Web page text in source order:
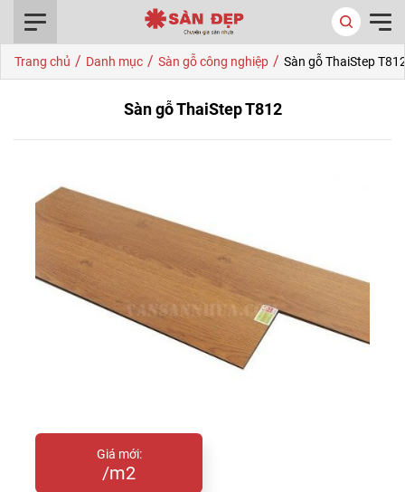
Trang chủ / Danh mục / Sàn gỗ công nghiệp / Sàn gỗ ThaiStep
Sàn gỗ ThaiStep T812
Giá mới:
/m2